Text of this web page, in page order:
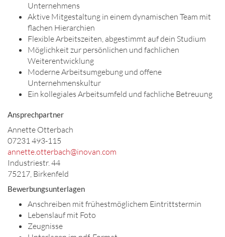
Unternehmens
Aktive Mitgestaltung in einem dynamischen Team mit
flachen Hierarchien
Flexible Arbeitszeiten, abgestimmt auf dein Studium
Möglichkeit zur persönlichen und fachlichen
Weiterentwicklung
Moderne Arbeitsumgebung und offene
Unternehmenskultur
Ein kollegiales Arbeitsumfeld und fachliche Betreuung
Ansprechpartner
Annette Otterbach
07231 493-115
annette.otterbach@inovan.com
Industriestr. 44
75217, Birkenfeld
Bewerbungsunterlagen
Anschreiben mit frühestmöglichem Eintrittstermin
Lebenslauf mit Foto
Zeugnisse